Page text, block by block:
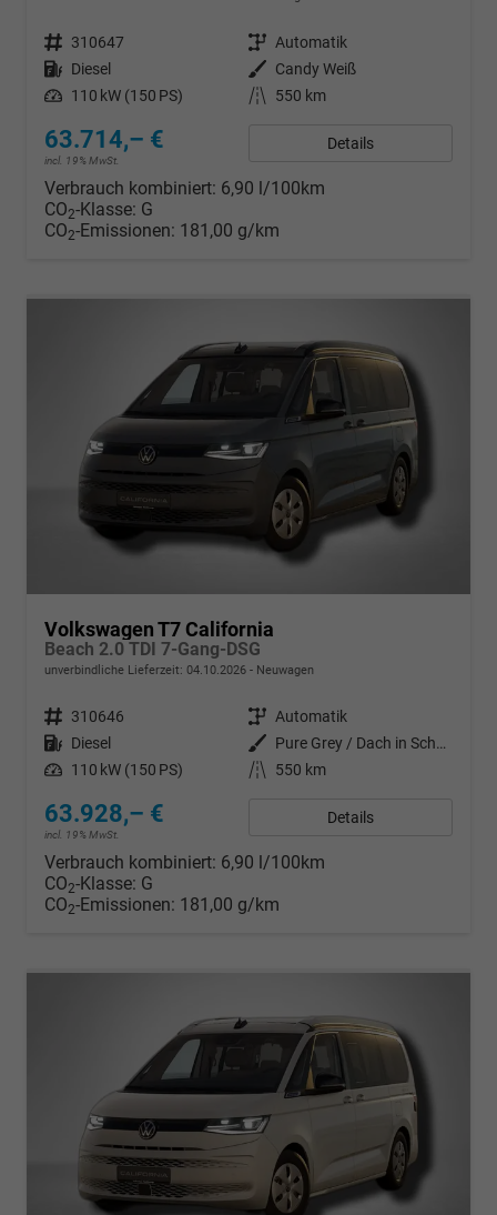
Fahrzeugnr. 310647 Getriebe Automatik
Kraftstoff Diesel Außenfarbe
Candy Weiß
Leistung 110 kW (150 PS) Kilometerstand 550 km
63.714,– €
incl. 19% MwSt.
Details
Verbrauch kombiniert: 6,90 l/100km
CO2-Klasse: G
CO2-Emissionen: 181,00 g/km
Volkswagen T7 California
Beach 2.0 TDI 7-Gang-DSG
unverbindliche Lieferzeit: 04.10.2026 Neuwagen
Fahrzeugnr. 310646 Getriebe Automatik
Kraftstoff Diesel Außenfarbe
Pure Grey / Dach in Schwarz
Leistung 110 kW (150 PS) Kilometerstand 550 km
63.928,– €
incl. 19% MwSt.
Details
Verbrauch kombiniert: 6,90 l/100km
CO2-Klasse: G
CO2-Emissionen: 181,00 g/km